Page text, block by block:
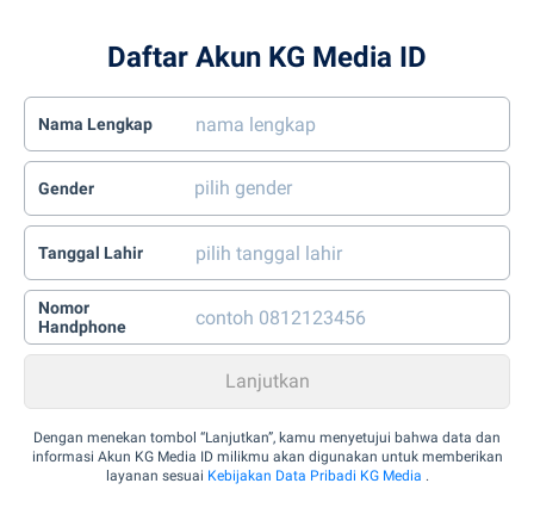
Daftar Akun KG Media ID
Nama Lengkap
Gender
Tanggal Lahir
Nomor
Handphone
Dengan menekan tombol “Lanjutkan”, kamu menyetujui bahwa data dan
informasi Akun KG Media ID milikmu akan digunakan untuk memberikan
layanan sesuai Kebijakan Data Pribadi KG Media .